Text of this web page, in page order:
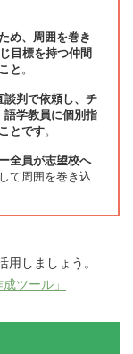
め、周囲を巻き
目標を持つ仲間
と 。
談判で依頼し、チ
語学教員に個別指
とです。
全員が志望校へ
て周囲を巻き込
しましょう。
ツール」